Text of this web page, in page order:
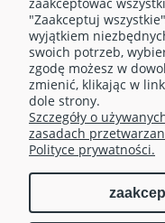
OBSŁUGA KLIENTA
TELEFONY
MOJE KONTO
"Zaakceptuj
wyjątkiem
swoich potrzeb,
zgodę możesz w
zmienić, klikając w
dole strony.
Szczegóły o
zasadach
Polityce prywatności.